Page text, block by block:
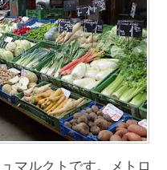
マルクトです。メトロ